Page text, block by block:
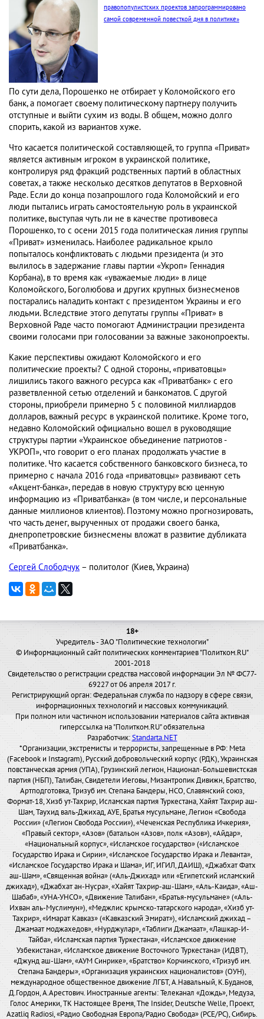
правопопулистских проектов запрограммировано
самой современной повесткой дня в политике»
По сути дела, Порошенко не отбирает у Коломойского его
банк, а помогает своему политическому партнеру получить
отступные и выйти сухим из воды. В общем, можно долго
спорить, какой из вариантов хуже.
Что касается политической составляющей, то группа «Приват»
является активным игроком в украинской политике,
контролируя ряд фракций родственных партий в областных
советах, а также несколько десятков депутатов в Верховной
Раде. Если до конца позапрошлого года Коломойский и его
люди пытались играть самостоятельную роль в украинской
политике, выступая чуть ли не в качестве противовеса
Порошенко, то с осени 2015 года политическая линия группы
«Приват» изменилась. Наиболее радикальное крыло
попыталось конфликтовать с людьми президента (и это
вылилось в задержание главы партии «Укроп» Геннадия
Корбана), в то время как «уважаемые люди» в лице
Коломойского, Боголюбова и других крупных бизнесменов
постарались наладить контакт с президентом Украины и его
людьми. Вследствие этого депутаты группы «Приват» в
Верховной Раде часто помогают Администрации президента
своими голосами при голосовании за важные законопроекты.
Какие перспективы ожидают Коломойского и его
политические проекты? С одной стороны, «приватовцы»
лишились такого важного ресурса как «Приватбанк» с его
разветвленной сетью отделений и банкоматов. С другой
стороны, приобрели примерно 5 с половиной миллиардов
долларов, важный ресурс в украинской политике. Кроме того,
недавно Коломойский официально вошел в руководящие
структуры партии «Украинское объединение патриотов -
УКРОП», что говорит о его планах продолжать участие в
политике. Что касается собственного банковского бизнеса, то
примерно с начала 2016 года «приватовцы» развивают сеть
«Акцент-банка», передав в новую структуру всю ценную
информацию из «Приватбанка» (в том числе, и персональные
данные миллионов клиентов). Поэтому можно прогнозировать,
что часть денег, вырученных от продажи своего банка,
днепропетровские бизнесмены вложат в развитие дубликата
«Приватбанка».
Сергей Слободчук – политолог (Киев, Украина)
18+
Учредитель - ЗАО "Политические технологии"
© Информационный сайт политических комментариев "Политком.RU"
2001-2018
Свидетельство о регистрации средства массовой информации Эл № ФС77-
69227 от 06 апреля 2017 г.
Регистрирующий орган: Федеральная служба по надзору в сфере связи,
информационных технологий и массовых коммуникаций.
При полном или частичном использовании материалов сайта активная
гиперссылка на "Политком.RU" обязательна
Разработчик:Standarta.NET
*Организации, экстремисты и террористы, запрещенные в РФ: Meta
(Facebook и Instagram), Русский добровольческий корпус (РДК), Украинская
повстанческая армия (УПА), Грузинский легион, Национал-Большевистская
партия (НБП), Талибан, Свидетели Иеговы, Мизантропик Дивижн, Братство,
Артподготовка, Тризуб им. Степана Бандеры, НСО, Славянский союз,
Формат-18, Хизб ут-Тахрир, Исламская партия Туркестана, Хайят Тахрир аш-
Шам, Таухид валь-Джихад, АУЕ, Братья мусульмане, Легион «Свобода
России» («Легион Свобода России»), «Чеченская Республика Ичкерия»,
«Правый сектор», «Азов» (батальон «Азов», полк «Азов»), «Айдар»,
«Национальный корпус», «Исламское государство» («Исламское
Государство Ирака и Сирии», «Исламское Государство Ирака и Леванта»,
«Исламское Государство Ирака и Шама», ИГ, ИГИЛ, ДАИШ), «Джабхат Фатх
аш-Шам», «Священная война» («Аль-Джихад» или «Египетский исламский
джихад»), «Джабхат ан-Нусра», «Хайят Тахрир-аш-Шам», «Аль-Каида», «Аш-
Шабаб», «УНА-УНСО», «Движение Талибан», «Братья-мусульмане» («Аль-
Ихван аль-Муслимун»), «Меджлис крымско-татарского народа», «Хизб ут-
Тахрир», «Имарат Кавказ» («Кавказский Эмират»), «Исламский джихад –
Джамаат моджахедов», «Нурджулар», «Таблиги Джамаат», «Лашкар-И-
Тайба», «Исламская партия Туркестана», «Исламское движение
Узбекистана», «Исламское движение Восточного Туркестана» (ИДВТ),
«Джунд аш-Шам», «АУМ Синрике», «Братство» Корчинского, «Тризуб им.
Степана Бандеры», «Организация украинских националистов» (ОУН),
международное общественное движение ЛГБТ, А.Навальный, К.Буданов,
Д.Гордон, А.Арестович. Иностранные агенты: Телеканал «Дождь», Медуза,
Голос Америки, ТК Настоящее Время, The Insider, Deutsche Welle, Проект,
Azatliq Radiosi, «Радио Свободная Европа/Радио Свобода» (PCE/PC), Сибирь.